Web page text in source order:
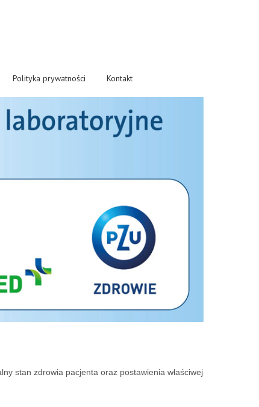
Polityka prywatności Kontakt
stan zdrowia pacjenta oraz postawienia właściwej